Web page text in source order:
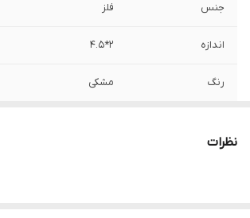
جنس فلز
اندازه ۲*۴.۵
رنگ مشکی
نظرات